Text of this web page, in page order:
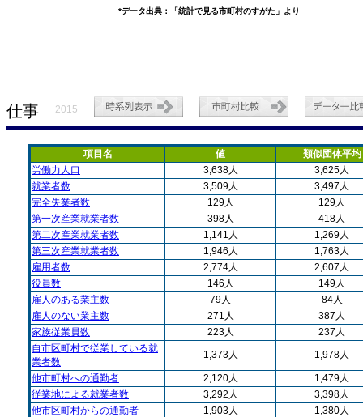
*データ出典：「統計で見る市町村のすがた」より
仕事 2015
項目名 値
類似団体平均
労働力人口
3,638人
3,625人
就業者数
3,509人
3,497人
完全失業者数
129人
129人
第一次産業就業者数
398人
418人
第二次産業就業者数
1,141人
1,269人
第三次産業就業者数
1,946人
1,763人
雇用者数
2,774人
2,607人
役員数
146人
149人
雇人のある業主数
79人
84人
雇人のない業主数
271人
387人
家族従業員数
223人
237人
自市区町村で従業している就
業者数
1,373人 1,978人
他市町村への通勤者 2,120人
1,479人
従業地による就業者数
3,292人
3,398人
他市区町村からの通勤者
1,903人 1,380人